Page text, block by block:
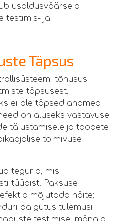
usaldusväärseid
testimis- ja
Täpsus
tõhusus
täpsusest.
ei ole täpsed andmed
on aluseks vastavuse
täiustamisele ja toodete
toimivuse
tegurid, mis
tüübist. Paksuse
mõjutada näite;
paigutus tulemusi
testimisel mängib